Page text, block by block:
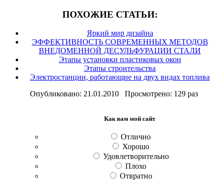
ПОХОЖИЕ СТАТЬИ:
Яркий мир дизайна
ЭФФЕКТИВНОСТЬ СОВРЕМЕННЫХ МЕТОДОВ
ВНЕДОМЕННОЙ ДЕСУЛЬФУРАЦИИ СТАЛИ
Этапы установки пластиковых окон
Этапы строительства
Электростанции, работающие на двух видах топлива
Опубликовано: 21.01.2010 Просмотрено: 129 раз
Как вам мой сайт
Отлично
Хорошо
Удовлетворительно
Плохо
Отвратно